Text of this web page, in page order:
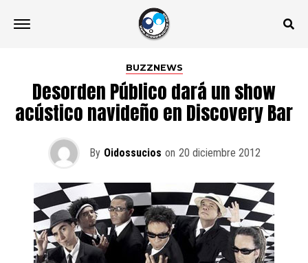
BUZZNEWS
Desorden Público dará un show
acústico navideño en Discovery Bar
By Oidossucios on 20 diciembre 2012